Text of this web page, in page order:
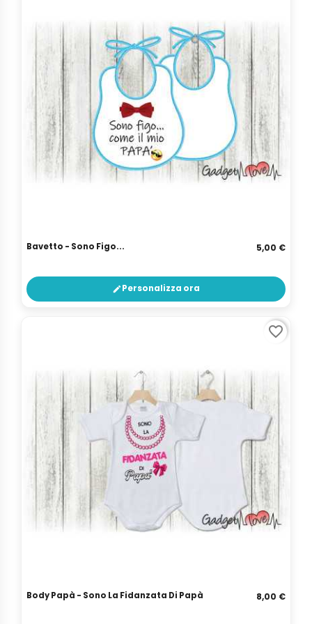
Bavetto - Sono Figo... 5,00 €
editPersonalizza ora
Body Papà - Sono La Fidanzata Di Papà 8,00 €
favorite_border